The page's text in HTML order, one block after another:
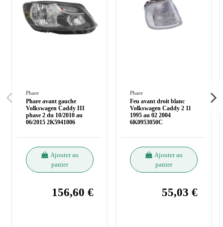
Phare
Phare avant gauche
Volkswagen Caddy III
phase 2 du 10/2010 au
06/2015 2K5941006
Ajouter au
panier
156,60 €
Phare
Feu avant droit blanc
Volkswagen Caddy 2 11
1995 au 02 2004
6K0953050C
Ajouter au
panier
55,03 €